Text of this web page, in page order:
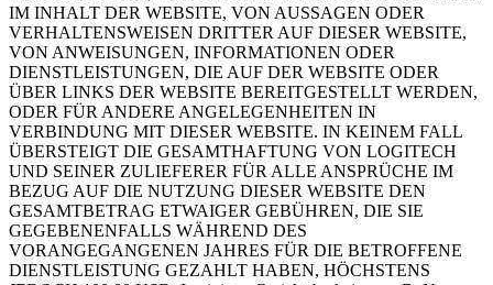
IM INHALT DER WEBSITE, VON AUSSAGEN ODER
VERHALTENSWEISEN DRITTER AUF DIESER WEBSITE,
VON ANWEISUNGEN, INFORMATIONEN ODER
DIENSTLEISTUNGEN, DIE AUF DER WEBSITE ODER
ÜBER LINKS DER WEBSITE BEREITGESTELLT WERDEN,
ODER FÜR ANDERE ANGELEGENHEITEN IN
VERBINDUNG MIT DIESER WEBSITE. IN KEINEM FALL
ÜBERSTEIGT DIE GESAMTHAFTUNG VON LOGITECH
UND SEINER ZULIEFERER FÜR ALLE ANSPRÜCHE IM
BEZUG AUF DIE NUTZUNG DIESER WEBSITE DEN
GESAMTBETRAG ETWAIGER GEBÜHREN, DIE SIE
GEGEBENENFALLS WÄHREND DES
VORANGEGANGENEN JAHRES FÜR DIE BETROFFENE
DIENSTLEISTUNG GEZAHLT HABEN, HÖCHSTENS